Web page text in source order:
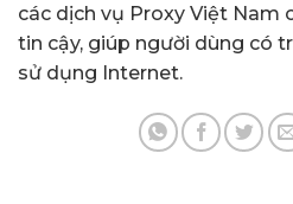
các dịch vụ Proxy Việt Nam
tin cậy, giúp người dùng có
sử dụng Internet.